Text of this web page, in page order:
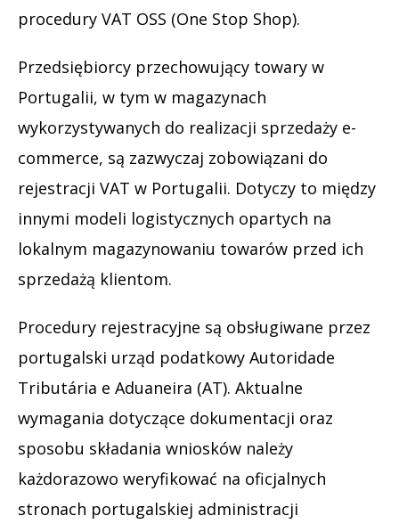
procedury VAT OSS (One Stop Shop).
Przedsiębiorcy przechowujący towary w
Portugalii, w tym w magazynach
wykorzystywanych do realizacji sprzedaży e-
commerce, są zazwyczaj zobowiązani do
rejestracji VAT w Portugalii. Dotyczy to między
innymi modeli logistycznych opartych na
lokalnym magazynowaniu towarów przed ich
sprzedażą klientom.
Procedury rejestracyjne są obsługiwane przez
portugalski urząd podatkowy Autoridade
Tributária e Aduaneira (AT). Aktualne
wymagania dotyczące dokumentacji oraz
sposobu składania wniosków należy
każdorazowo weryfikować na oficjalnych
stronach portugalskiej administracji